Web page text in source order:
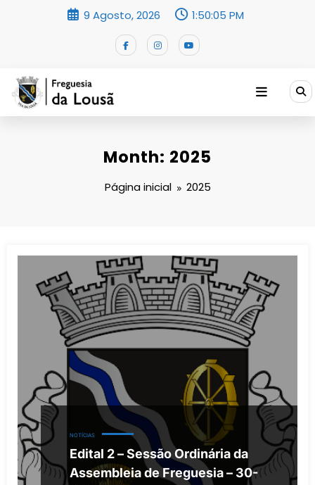
9 Agosto, 2026 1:50:06 PM
Month: 2025
Página inicial 2025
NOTÍCIAS
Edital 2 – Sessão Ordinária da
Assembleia de Freguesia – 30-